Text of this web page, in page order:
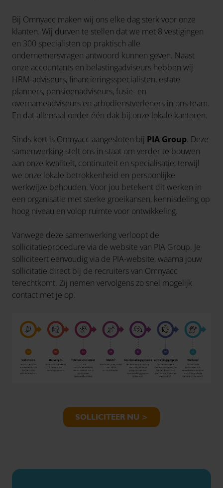
Bij Omnyacc maken wij ons elke dag sterk voor onze
klanten. Wij durven te stellen dat we met 8 vestigingen
en 300 specialisten op praktisch alle
ondernemersvragen antwoord kunnen geven. Naast
onze accountants en belastingadviseurs hebben wij
HRM-adviseurs, financieringsspecialisten, estate
planners, pensioenadviseurs, fusie- en
overnameadviseurs en arbodienstverleners in ons team.
En dat allemaal onder één dak bij onze lokale kantoren.
Sinds kort is Omnyacc aangesloten bij PIA Group. Deze
samenwerking stelt ons in staat om verder te bouwen
aan onze kwaliteit, continuïteit en specialisatie, terwijl
we onze lokale betrokkenheid en persoonlijke
werkwijze behouden. Voor jou betekent dit werken in
een organisatie met sterke groeikansen, kennisdeling op
hoog niveau en volop ruimte voor ontwikkeling.
Vanwege deze samenwerking verloopt de
sollicitatieprocedure via de website van PIA Group. Je
solliciteert eenvoudig via de PIA-website, waarna jouw
sollicitatie direct bij de recruiters van Omnyacc
terechtkomt. Zij nemen vervolgens zo snel mogelijk
contact met je op.
SOLLICITEER NU >